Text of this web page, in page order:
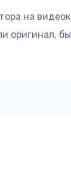
на
оригинал,